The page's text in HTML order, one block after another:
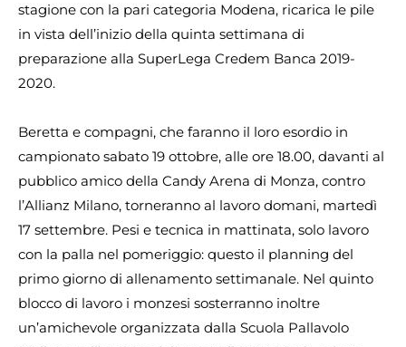
stagione con la pari categoria Modena, ricarica le pile
in vista dell’inizio della quinta settimana di
preparazione alla SuperLega Credem Banca 2019-
2020.
Beretta e compagni, che faranno il loro esordio in
campionato sabato 19 ottobre, alle ore 18.00, davanti al
pubblico amico della Candy Arena di Monza, contro
l’Allianz Milano, torneranno al lavoro domani, martedì
17 settembre. Pesi e tecnica in mattinata, solo lavoro
con la palla nel pomeriggio: questo il planning del
primo giorno di allenamento settimanale. Nel quinto
blocco di lavoro i monzesi sosterranno inoltre
un’amichevole organizzata dalla Scuola Pallavolo